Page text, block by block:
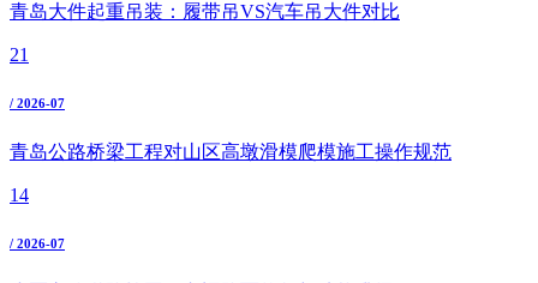
青岛大件起重吊装：履带吊VS汽车吊大件对比
21
/ 2026-07
青岛公路桥梁工程对山区高墩滑模爬模施工操作规范
14
/ 2026-07